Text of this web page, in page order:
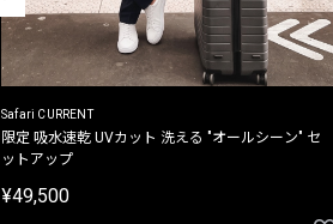
Safari CURRENT
限定 吸水速乾 UVカット 洗える "オールシーン" セ
ットアップ
¥49,500